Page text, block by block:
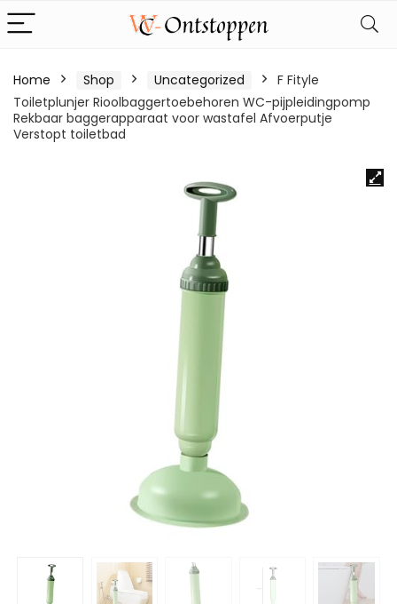
Home Shop Uncategorized
F Fityle
Toiletplunjer Rioolbaggertoebehoren WC-pijpleidingpomp
Rekbaar baggerapparaat voor wastafel Afvoerputje
Verstopt toiletbad